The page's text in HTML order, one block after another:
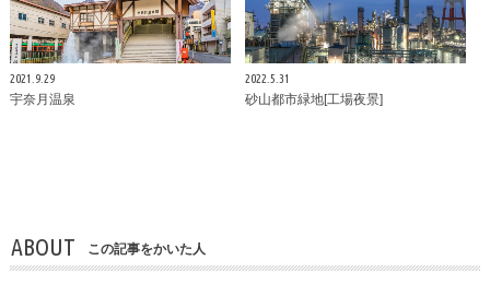
2021.9.29
宇奈月温泉
2022.5.31
砂山都市緑地[工場夜景]
ABOUT この記事をかいた人